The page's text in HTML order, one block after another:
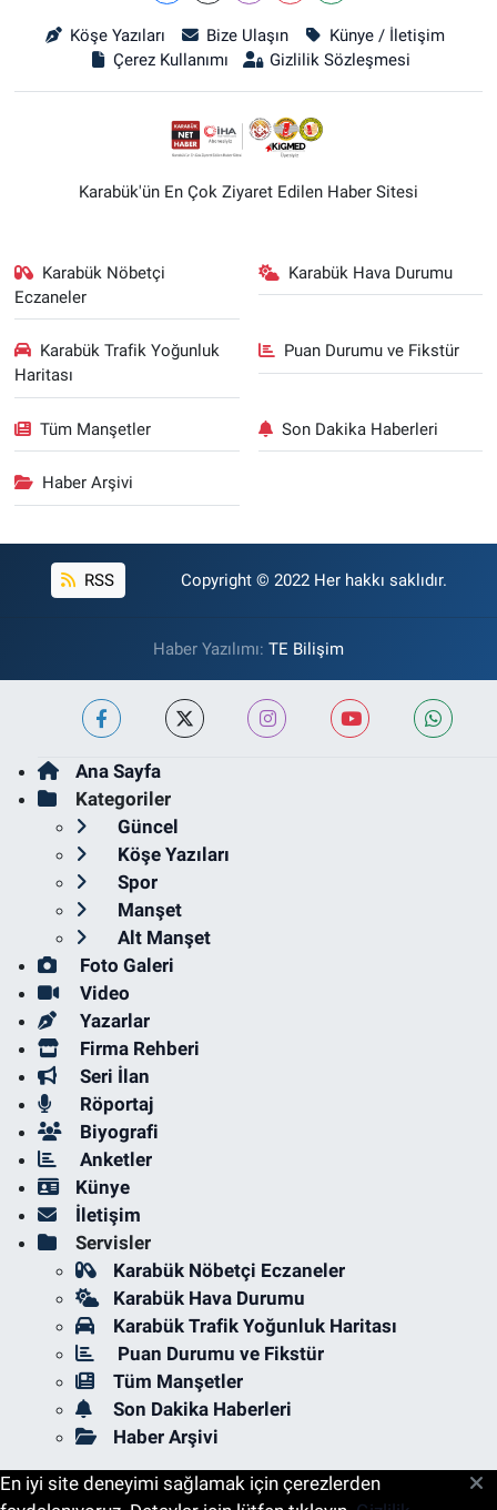
Köşe Yazıları Bize Ulaşın
Künye / İletişim
Çerez Kullanımı
Gizlilik Sözleşmesi
Karabük'ün En Çok Ziyaret Edilen Haber Sitesi
Karabük Nöbetçi
Eczaneler
Karabük Hava Durumu
Karabük Trafik Yoğunluk
Haritası
Puan Durumu ve Fikstür
Tüm Manşetler Son Dakika Haberleri
Haber Arşivi
RSS Copyright © 2022 Her hakkı saklıdır.
Haber Yazılımı: TE Bilişim
Ana Sayfa
Kategoriler
Güncel
Köşe Yazıları
Spor
Manşet
Alt Manşet
Foto Galeri
Video
Yazarlar
Firma Rehberi
Seri İlan
Röportaj
Biyografi
Anketler
Künye
İletişim
Servisler
Karabük Nöbetçi Eczaneler
Karabük Hava Durumu
Karabük Trafik Yoğunluk Haritası
Puan Durumu ve Fikstür
Tüm Manşetler
Son Dakika Haberleri
Haber Arşivi
En iyi site deneyimi sağlamak için çerezlerden